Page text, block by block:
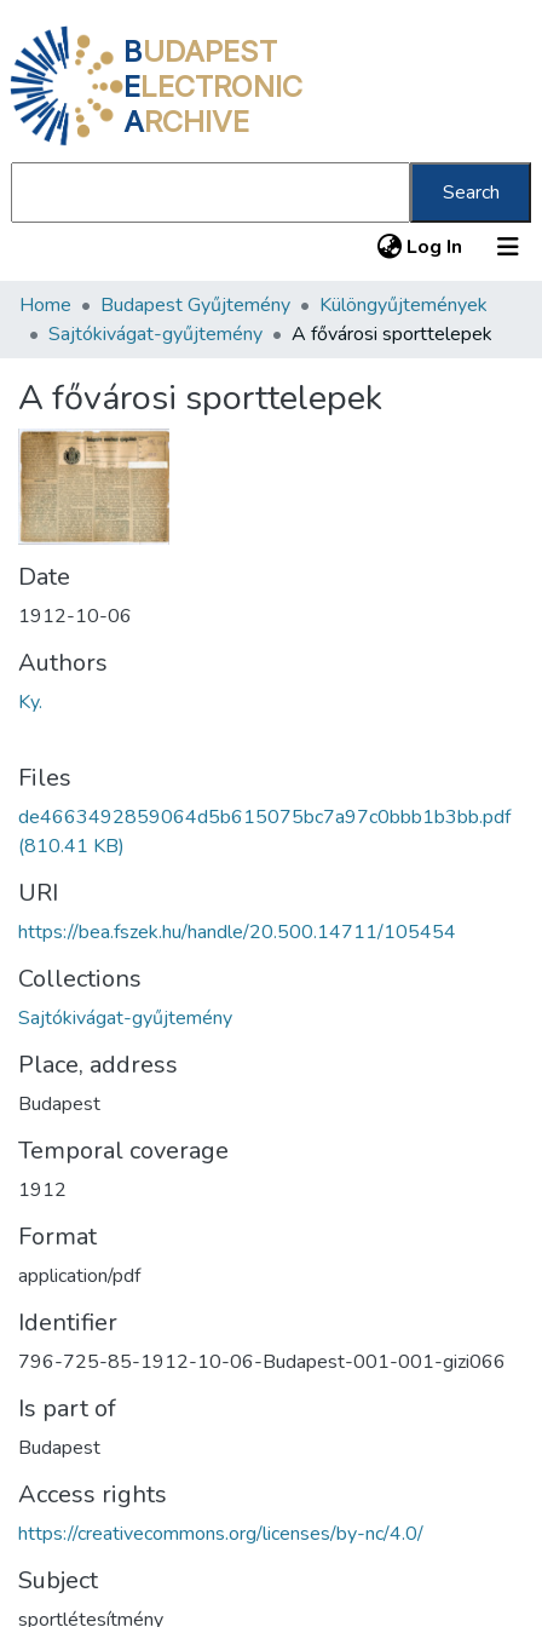
BUDAPEST
ELECTRONIC
ARCHIVE
Search
Log In (current)
Communities & Collections
Statistics
About us
Home Budapest Gyűjtemény
Különgyűjtemények
Sajtókivágat-gyűjtemény
A fővárosi sporttelepek
A fővárosi sporttelepek
Date
1912-10-06
Authors
Ky.
Files
de4663492859064d5b615075bc7a97c0bbb1b3bb.pdf
(810.41 KB)
URI
https://bea.fszek.hu/handle/20.500.14711/105454
Collections
Sajtókivágat-gyűjtemény
Place, address
Budapest
Temporal coverage
1912
Format
application/pdf
Identifier
796-725-85-1912-10-06-Budapest-001-001-gizi066
Is part of
Budapest
Access rights
https://creativecommons.org/licenses/by-nc/4.0/
Subject
sportlétesítmény